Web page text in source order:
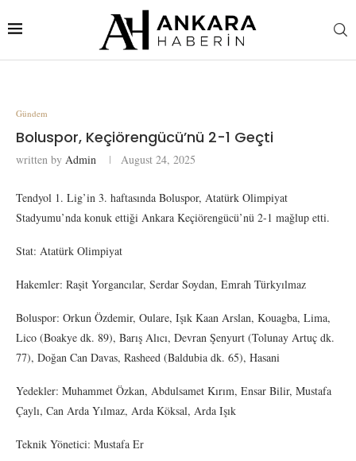
Gündem
Boluspor, Keçiörengücü’nü 2-1 Geçti
written by Admin August 24, 2025
Tendyol 1. Lig’in 3. haftasında Boluspor, Atatürk Olimpiyat
Stadyumu’nda konuk ettiği Ankara Keçiörengücü’nü 2-1 mağlup etti.
Stat: Atatürk Olimpiyat
Hakemler: Raşit Yorgancılar, Serdar Soydan, Emrah Türkyılmaz
Boluspor: Orkun Özdemir, Oulare, Işık Kaan Arslan, Kouagba, Lima,
Lico (Boakye dk. 89), Barış Alıcı, Devran Şenyurt (Tolunay Artuç dk.
77), Doğan Can Davas, Rasheed (Baldubia dk. 65), Hasani
Yedekler: Muhammet Özkan, Abdulsamet Kırım, Ensar Bilir, Mustafa
Çaylı, Can Arda Yılmaz, Arda Köksal, Arda Işık
Teknik Yönetici: Mustafa Er